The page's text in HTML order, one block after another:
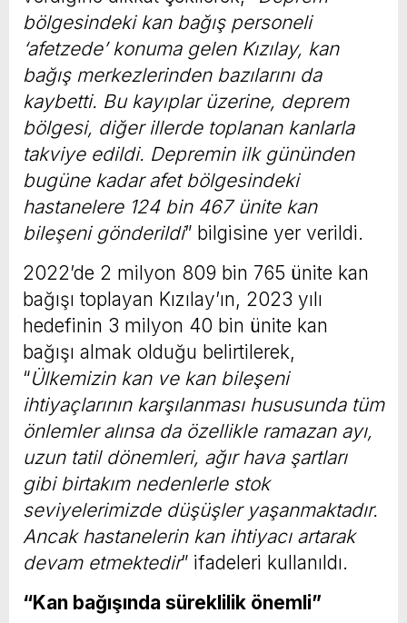
bölgesindeki kan bağış personeli
‘afetzede’ konuma gelen Kızılay, kan
bağış merkezlerinden bazılarını da
kaybetti. Bu kayıplar üzerine, deprem
bölgesi, diğer illerde toplanan kanlarla
takviye edildi. Depremin ilk gününden
bugüne kadar afet bölgesindeki
hastanelere 124 bin 467 ünite kan
bileşeni gönderildi” bilgisine yer verildi.
2022’de 2 milyon 809 bin 765 ünite kan
bağışı toplayan Kızılay’ın, 2023 yılı
hedefinin 3 milyon 40 bin ünite kan
bağışı almak olduğu belirtilerek,
“Ülkemizin kan ve kan bileşeni
ihtiyaçlarının karşılanması hususunda tüm
önlemler alınsa da özellikle ramazan ayı,
uzun tatil dönemleri, ağır hava şartları
gibi birtakım nedenlerle stok
seviyelerimizde düşüşler yaşanmaktadır.
Ancak hastanelerin kan ihtiyacı artarak
devam etmektedir” ifadeleri kullanıldı.
“Kan bağışında süreklilik önemli”